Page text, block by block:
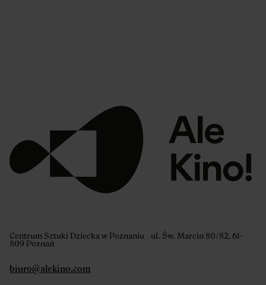
Centrum Sztuki Dziecka w Poznaniu ul. Św. Marcin 80/82, 61-
809 Poznań
biuro@alekino.com